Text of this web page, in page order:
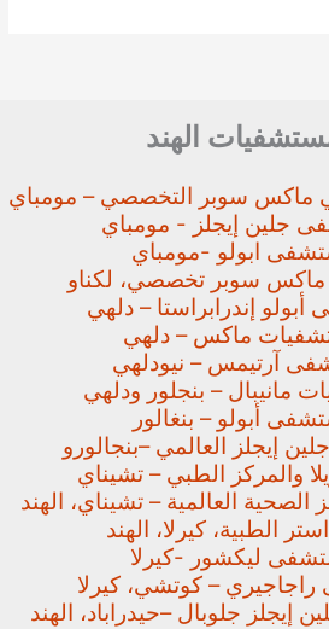
الهند
ماكس سوبر التخصصي – مومباي
جلين إيجلز - مومباي
ابولو -مومباي
سوبر تخصصي، لكناو
إندرابراستا – دلهي
ماكس – دلهي
آرتيمس – نيودلهي
مانيبال – بنجلور ودلهي
أبولو – بنغالور
إيجلز العالمي –بنجالورو
والمركز الطبي – تشيناي
الصحية العالمية – تشيناي، الهند
الطبية، كيرلا، الهند
ليكشور -كيرلا
– كوتشي، كيرلا
إيجلز جلوبال –حيدراباد، الهند